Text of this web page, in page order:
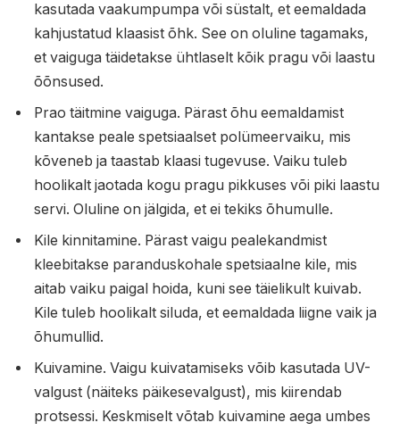
kasutada vaakumpumpa või süstalt, et eemaldada
kahjustatud klaasist õhk. See on oluline tagamaks,
et vaiguga täidetakse ühtlaselt kõik pragu või laastu
õõnsused.
Prao täitmine vaiguga. Pärast õhu eemaldamist
kantakse peale spetsiaalset polümeervaiku, mis
kõveneb ja taastab klaasi tugevuse. Vaiku tuleb
hoolikalt jaotada kogu pragu pikkuses või piki laastu
servi. Oluline on jälgida, et ei tekiks õhumulle.
Kile kinnitamine. Pärast vaigu pealekandmist
kleebitakse paranduskohale spetsiaalne kile, mis
aitab vaiku paigal hoida, kuni see täielikult kuivab.
Kile tuleb hoolikalt siluda, et eemaldada liigne vaik ja
õhumullid.
Kuivamine. Vaigu kuivatamiseks võib kasutada UV-
valgust (näiteks päikesevalgust), mis kiirendab
protsessi. Keskmiselt võtab kuivamine aega umbes